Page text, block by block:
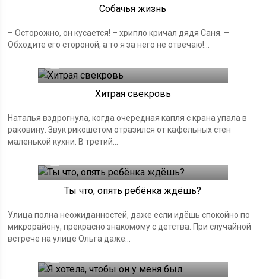
Собачья жизнь
– Осторожно, он кусается! – хрипло кричал дядя Саня. –
Обходите его стороной, а то я за него не отвечаю!...
Хитрая свекровь
Наталья вздрогнула, когда очередная капля с крана упала в
раковину. Звук рикошетом отразился от кафельных стен
маленькой кухни. В третий...
Ты что, опять ребёнка ждёшь?
Улица полна неожиданностей, даже если идёшь спокойно по
микрорайону, прекрасно знакомому с детства. При случайной
встрече на улице Ольга даже...